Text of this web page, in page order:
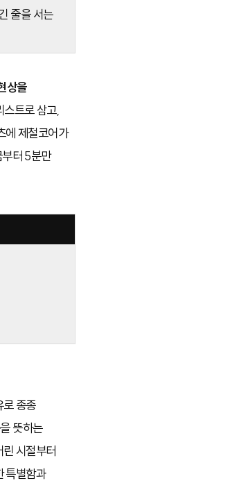
줄을 서는
상을
스트로 삼고,
에 제철코어가
터 5분만
로 종종
을 뜻하는
린 시절부터
특별함과